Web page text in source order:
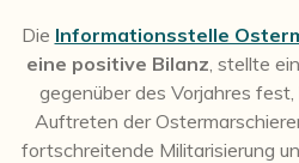
Die Informationsstelle
eine positive Bilanz , stellte
gegenüber des Vorjahres
Auftreten der Ostermarschierer
fortschreitende Militarisierung